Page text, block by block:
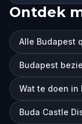
Ontdek
Alle Budapest
Budapest
Wat te doen in
Buda Castle